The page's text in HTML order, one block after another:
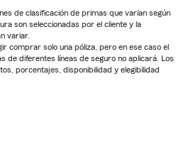
de clasificación de primas que varían según
son seleccionadas por el cliente y la
variar.
comprar solo una póliza, pero en ese caso el
de diferentes líneas de seguro no aplicará. Los
porcentajes, disponibilidad y elegibilidad